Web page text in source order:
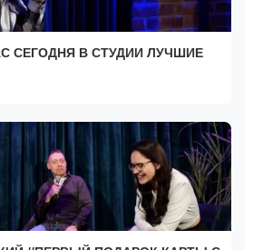
СЕГОДНЯ В СТУДИИ ЛУЧШИЕ